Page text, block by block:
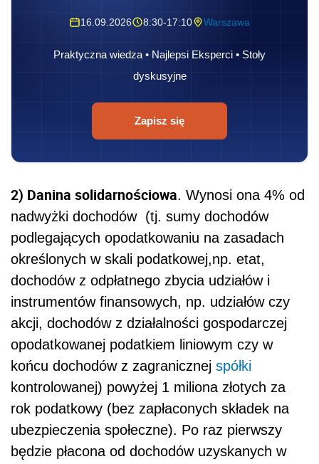
16.09.2026 8:30-17:10 Warszawa
Praktyczna wiedza • Najlepsi Eksperci • Stoły
dyskusyjne
Zapisz się
2) Danina solidarnościowa. Wynosi ona 4% od
nadwyżki dochodów (tj. sumy dochodów
podlegających opodatkowaniu na zasadach
określonych w skali podatkowej,np. etat,
dochodów z odpłatnego zbycia udziałów i
instrumentów finansowych, np. udziałów czy
akcji, dochodów z działalności gospodarczej
opodatkowanej podatkiem liniowym czy w
końcu dochodów z zagranicznej spółki
kontrolowanej) powyżej 1 miliona złotych za
rok podatkowy (bez zapłaconych składek na
ubezpieczenia społeczne). Po raz pierwszy
będzie płacona od dochodów uzyskanych w